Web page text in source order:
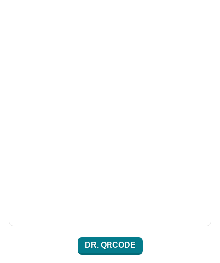
DR. QRCODE